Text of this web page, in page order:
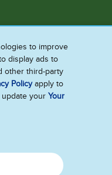
Mentions Légales
to improve
display ads to
other third-party
Policyapply to
update yourYour